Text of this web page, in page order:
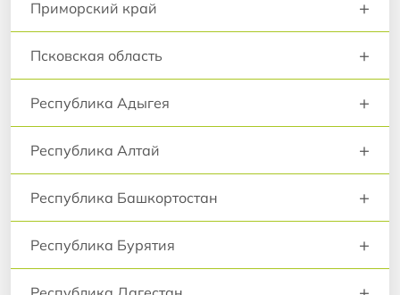
Приморский край +
Псковская область +
Республика Адыгея +
Республика Алтай +
Республика Башкортостан +
Республика Бурятия +